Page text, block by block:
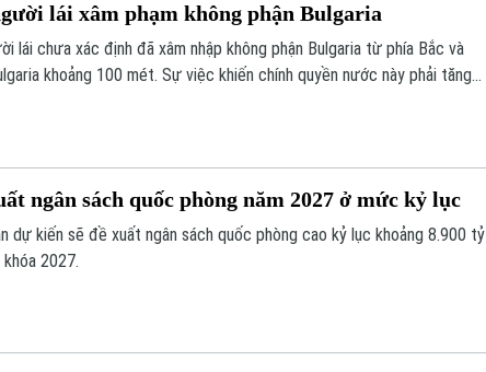
lái xâm phạm không phận Bulgaria
lái chưa xác định đã xâm nhập không phận Bulgaria từ phía Bắc và
khoảng 100 mét. Sự việc khiến chính quyền nước này phải tăng
ngân sách quốc phòng năm 2027 ở mức kỷ lục
dự kiến sẽ đề xuất ngân sách quốc phòng cao kỷ lục khoảng 8.900 tỷ
2027.